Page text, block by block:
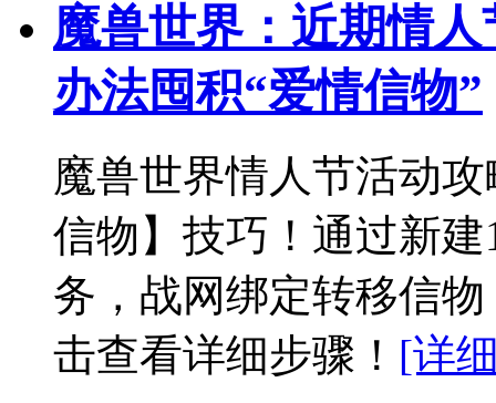
魔兽世界：近期情
办法囤积“爱情信物”
魔兽世界情人节活动
信物】技巧！通过新
务，战网绑定转移信
击查看详细步骤！ [详